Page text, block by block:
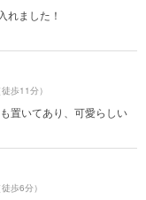
れました！
徒歩11分）
置いてあり、可愛らしい
徒歩6分）